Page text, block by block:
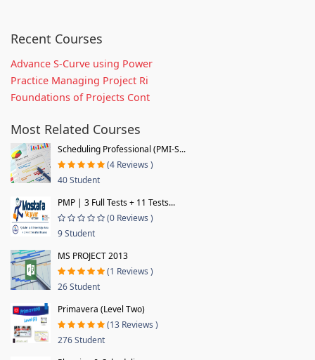
Recent Courses
Advance S-Curve using Power
Practice Managing Project Ri
Foundations of Projects Cont
Most Related Courses
Scheduling Professional (PMI-S...
(4 Reviews )
40 Student
PMP | 3 Full Tests + 11 Tests...
(0 Reviews )
9 Student
MS PROJECT 2013
(1 Reviews )
26 Student
Primavera (Level Two)
(13 Reviews )
276 Student